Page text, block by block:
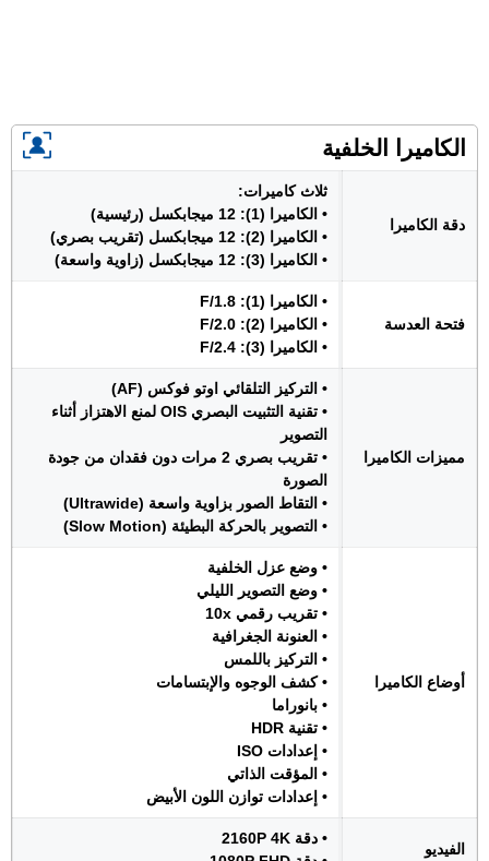
الكاميرا الخلفية
دقة الكاميرا
ثلاث كاميرات:
• الكاميرا (1): 12 ميجابكسل (رئيسية)
• الكاميرا (2): 12 ميجابكسل (تقريب بصري)
• الكاميرا (3): 12 ميجابكسل (زاوية واسعة)
فتحة العدسة
• الكاميرا (1): F/1.8
• الكاميرا (2): F/2.0
• الكاميرا (3): F/2.4
مميزات الكاميرا
• التركيز التلقائي اوتو فوكس (AF)
• تقنية التثبيت البصري OIS لمنع الاهتزاز أثناء
التصوير
• تقريب بصري 2 مرات دون فقدان من جودة
الصورة
• التقاط الصور بزاوية واسعة (Ultrawide)
• التصوير بالحركة البطيئة (Slow Motion)
أوضاع الكاميرا
• وضع عزل الخلفية
• وضع التصوير الليلي
• تقريب رقمي 10x
• العنونة الجغرافية
• التركيز باللمس
• كشف الوجوه والإبتسامات
• بانوراما
• تقنية HDR
• إعدادات ISO
• المؤقت الذاتي
• إعدادات توازن اللون الأبيض
الفيديو
• دقة 2160P 4K